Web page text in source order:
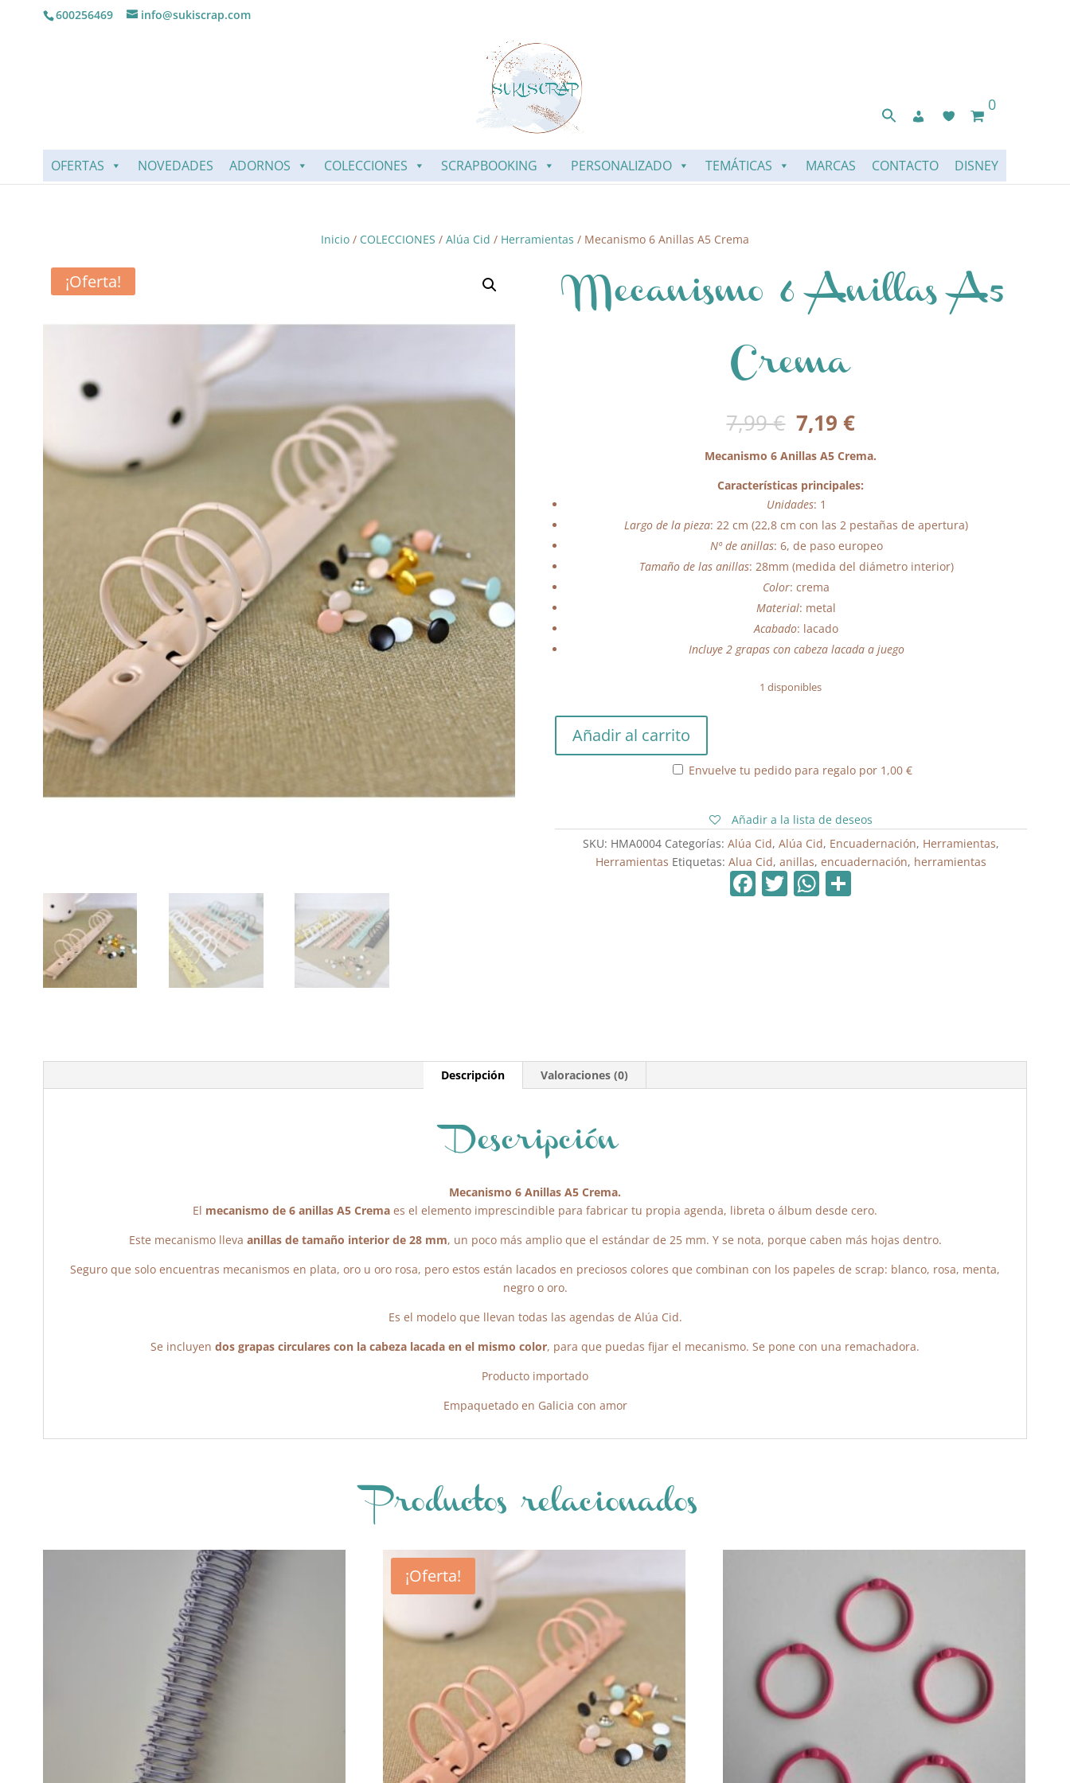
600256469 info@sukiscrap.com
0
OFERTAS NOVEDADES ADORNOS COLECCIONES SCRAPBOOKING PERSONALIZADO TEMÁTICAS MARCAS CONTACTO DISNEY
Inicio / COLECCIONES / Alúa Cid / Herramientas / Mecanismo 6 Anillas A5 Crema
¡Oferta!
Mecanismo 6 Anillas A5
Crema
7,99€ El
precio
original
era:
7,99 €.
7,19€El
actual
es:
7,19 €.
Mecanismo 6 Anillas A5 Crema.
Características principales:
Unidades: 1
Largo de la pieza: 22 cm (22,8 cm con las 2 pestañas de apertura)
Nº de anillas: 6, de paso europeo
Tamaño de las anillas: 28mm (medida del diámetro interior)
Color: crema
Material: metal
Acabado: lacado
Incluye 2 grapas con cabeza lacada a juego
1 disponibles
Anillas
Añadir al carrito
Envuelve tu pedido para regalo por 1,00 €
Añadir a la lista de deseos
SKU: HMA0004 Categorías: Alúa Cid, Alúa Cid, Encuadernación, Herramientas,
Herramientas Etiquetas: Alua Cid, anillas, encuadernación, herramientas
F
k
T W
Descripción Valoraciones (0)
Descripción
Mecanismo 6 Anillas A5 Crema.
El mecanismo de 6 anillas A5 Crema es el elemento imprescindible para fabricar tu propia agenda, libreta o álbum desde cero.
Este mecanismo lleva anillas de tamaño interior de 28 mm, un poco más amplio que el estándar de 25 mm. Y se nota, porque caben más hojas dentro.
Seguro que solo encuentras mecanismos en plata, oro u oro rosa, pero estos están lacados en preciosos colores que combinan con los papeles de scrap: blanco, rosa, menta,
negro o oro.
Es el modelo que llevan todas las agendas de Alúa Cid.
Se incluyen dos grapas circulares con la cabeza lacada en el mismo color, para que puedas fijar el mecanismo. Se pone con una remachadora.
Producto importado
Empaquetado en Galicia con amor
Productos relacionados
¡Oferta!